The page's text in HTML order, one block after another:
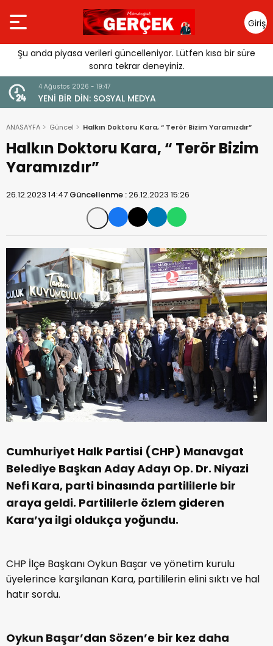
Giriş
Yap
Şu anda piyasa verileri güncelleniyor. Lütfen kısa bir süre
sonra tekrar deneyiniz.
4 Ağustos 2026 - 19:47
YENİ BİR DİN: SOSYAL MEDYA
ANASAYFA Güncel Halkın Doktoru Kara, “ Terör Bizim Yaramızdır”
Halkın Doktoru Kara, “ Terör Bizim
Yaramızdır”
26.12.2023 14:47 Güncellenme :26.12.2023 15:26
Cumhuriyet Halk Partisi (CHP) Manavgat
Belediye Başkan Aday Adayı Op. Dr. Niyazi
Nefi Kara, parti binasında partililerle bir
araya geldi. Partililerle özlem gideren
Kara’ya ilgi oldukça yoğundu.
CHP İlçe Başkanı Oykun Başar ve yönetim kurulu
üyelerince karşılanan Kara, partililerin elini sıktı ve hal
hatır sordu.
Oykun Başar’dan Sözen’e bir kez daha